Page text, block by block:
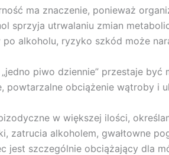
ma znaczenie, ponieważ
sprzyja utrwalaniu zmian
po alkoholu, ryzyko szkód może
piwo dziennie” przestaje
powtarzalne obciążenie wątroby i
w większej ilości,
zatrucia alkoholem, gwałtowne
jest szczególnie obciążający dla